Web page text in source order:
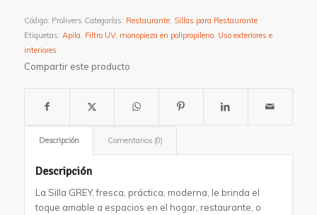
Código: Prolivers Categorías: Restaurante, Sillas para Restaurante
Etiquetas: Apila, Filtro UV, monopieza en polipropileno, Uso exteriores e
interiores
Compartir este producto
Descripción Comentarios (0)
Descripción
La Silla GREY, fresca, práctica, moderna, le brinda el
toque amable a espacios en el hogar, restaurante, o